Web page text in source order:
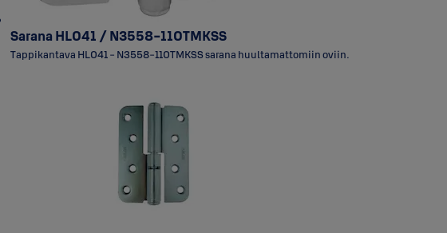
Sarana HL041 / N3558-110TMKSS
Tappikantava HL041 - N3558-110TMKSS sarana huultamattomiin oviin.